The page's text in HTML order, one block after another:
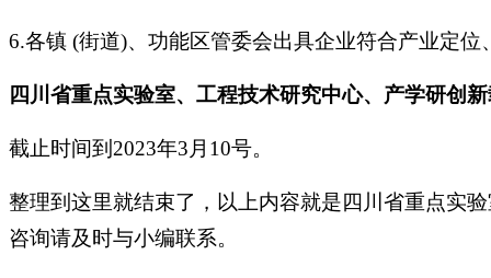
6.各镇 (街道)、功能区管委会出具企业符合产业定
四川省重点实验室、工程技术研究中心、产学研创
截止时间到2023年3月10号。
整理到这里就结束了，以上内容就是四川省重点实
咨询请及时与小编联系。